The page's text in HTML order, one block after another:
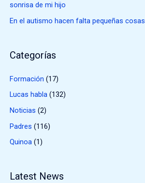
:sonrisa de mi hijo
En el autismo hacen falta pequeñas cosas
Categorías
Formación (17)
Lucas habla (132)
Noticias (2)
Padres (116)
Quinoa (1)
Latest News